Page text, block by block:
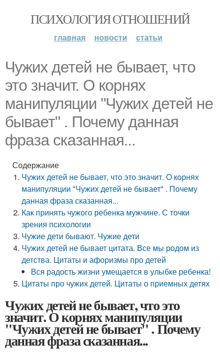
ПСИХОЛОГИЯ ОТНОШЕНИЙ
главная новости статьи
Чужих детей не бывает, что
это значит. О корнях
манипуляции "Чужих детей не
бывает" . Почему данная
фраза сказанная...
Содержание
Чужих детей не бывает, что это значит. О корнях
манипуляции "Чужих детей не бывает" . Почему
данная фраза сказанная...
Как принять чужого ребенка мужчине. С точки
зрения психологии
Чужие дети бывают. Чужие дети
Чужих детей не бывает цитата. Все мы родом из
детства. Цитаты и афоризмы про детей
Вся радость жизни умещается в улыбке ребенка!
Цитаты про чужих детей. Цитаты о приемных детях
Чужих детей не бывает, что это
значит. О корнях манипуляции
"Чужих детей не бывает" . Почему
данная фраза сказанная...